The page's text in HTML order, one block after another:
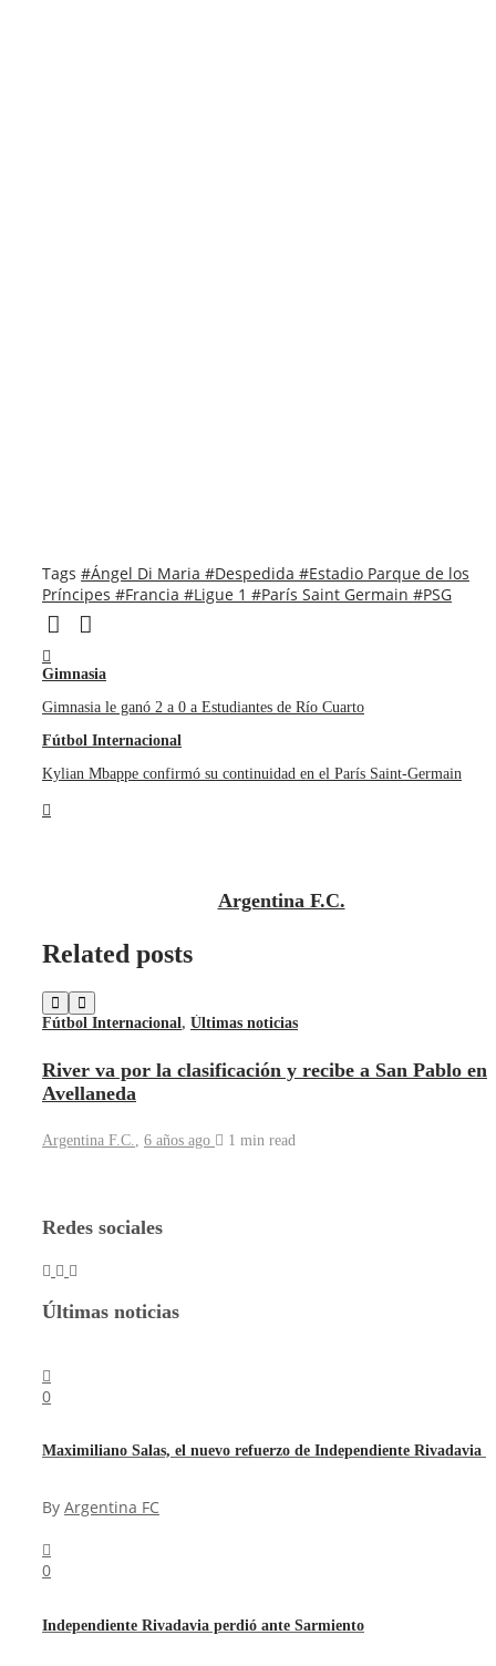
Tags #Ángel Di Maria #Despedida #Estadio Parque de los
Príncipes #Francia #Ligue 1 #París Saint Germain #PSG
Gimnasia
Gimnasia le ganó 2 a 0 a Estudiantes de Río Cuarto
Fútbol Internacional
Kylian Mbappe confirmó su continuidad en el París Saint-Germain
Argentina F.C.
Related posts
Fútbol Internacional , Últimas noticias
River va por la clasificación y recibe a San Pablo en
Avellaneda
Argentina F.C. 6 años ago 1 min read
Redes sociales
Últimas noticias
0
Maximiliano Salas, el nuevo refuerzo de Independiente Rivadavia
By Argentina FC
0
Independiente Rivadavia perdió ante Sarmiento